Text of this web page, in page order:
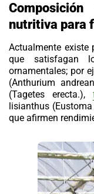
nutritiva para
Actualmente existe
que satisfagan
ornamentales; por
(Anthurium
(Tagetes erecta.),
lisianthus (
que afirmen